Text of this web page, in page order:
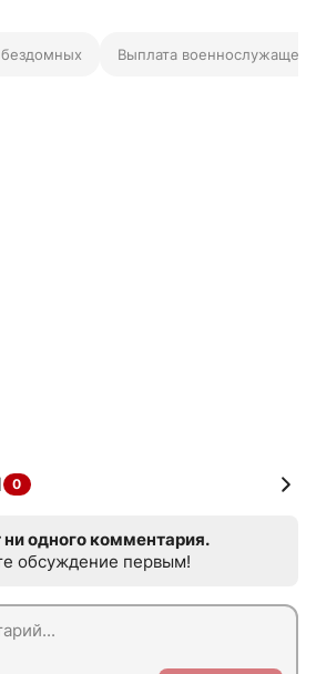
Выплата
0
ни одного комментария.
обсуждение первым!